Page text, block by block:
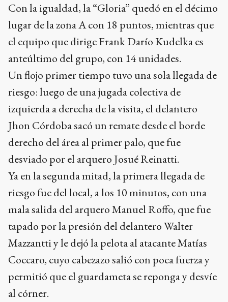
Con la igualdad, la “Gloria” quedó en el décimo
lugar de la zona A con 18 puntos, mientras que
el equipo que dirige Frank Darío Kudelka es
anteúltimo del grupo, con 14 unidades.
Un flojo primer tiempo tuvo una sola llegada de
riesgo: luego de una jugada colectiva de
izquierda a derecha de la visita, el delantero
Jhon Córdoba sacó un remate desde el borde
derecho del área al primer palo, que fue
desviado por el arquero Josué Reinatti.
Ya en la segunda mitad, la primera llegada de
riesgo fue del local, a los 10 minutos, con una
mala salida del arquero Manuel Roffo, que fue
tapado por la presión del delantero Walter
Mazzantti y le dejó la pelota al atacante Matías
Coccaro, cuyo cabezazo salió con poca fuerza y
permitió que el guardameta se reponga y desvíe
al córner.